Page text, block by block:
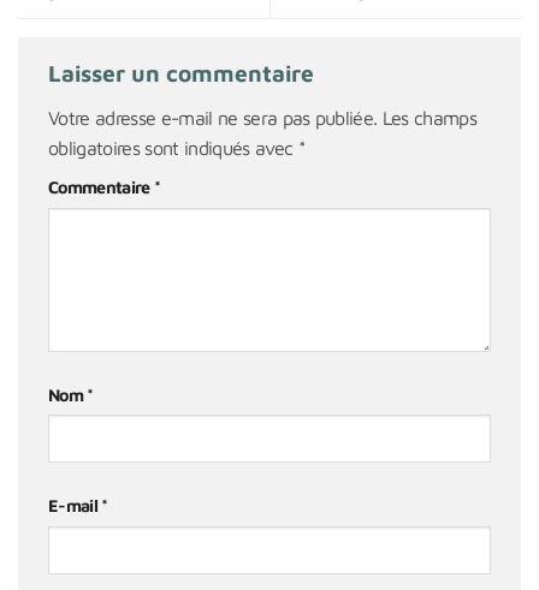
Laisser un commentaire
Votre adresse e-mail ne sera pas publiée. Les champs
obligatoires sont indiqués avec *
Commentaire *
Nom*
E-mail *